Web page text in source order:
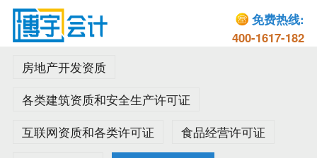
免费热线:
400-1617-182
房地产开发资质
各类建筑资质和安全生产许可证
互联网资质和各类许可证
食品经营许可证